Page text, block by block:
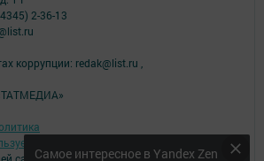
Самое интересное в Yandex Zen
2-36-13
коррупции: redak@list.ru ,
«cookie»
для персонализации сервисов и